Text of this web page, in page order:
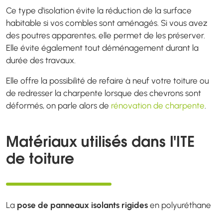
Ce type d'isolation évite la réduction de la surface
habitable si vos combles sont aménagés. Si vous avez
des poutres apparentes, elle permet de les préserver.
Elle évite également tout déménagement durant la
durée des travaux.
Elle offre la possibilité de refaire à neuf votre toiture ou
de redresser la charpente lorsque des chevrons sont
déformés, on parle alors de rénovation de charpente.
Matériaux utilisés dans l'ITE
de toiture
La pose de panneaux isolants rigides en polyuréthane